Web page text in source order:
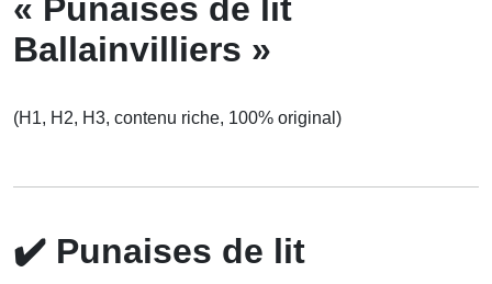
« Punaises de lit
Ballainvilliers »
(H1, H2, H3, contenu riche, 100% original)
✔️ Punaises de lit